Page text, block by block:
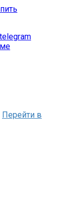
Перейти в